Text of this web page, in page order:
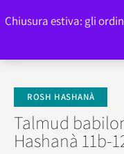
ROSH HASHANÀ
Talmud
Hashanà 11b-
Chiusura estiva: gli